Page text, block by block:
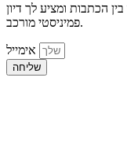
הכתבות ומציע לך דיון
פמיניסטי מורכב.
שליחה